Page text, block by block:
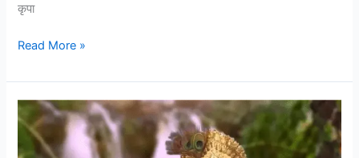
कृपा
Read More »
भगवान
श्री
कृष्ण